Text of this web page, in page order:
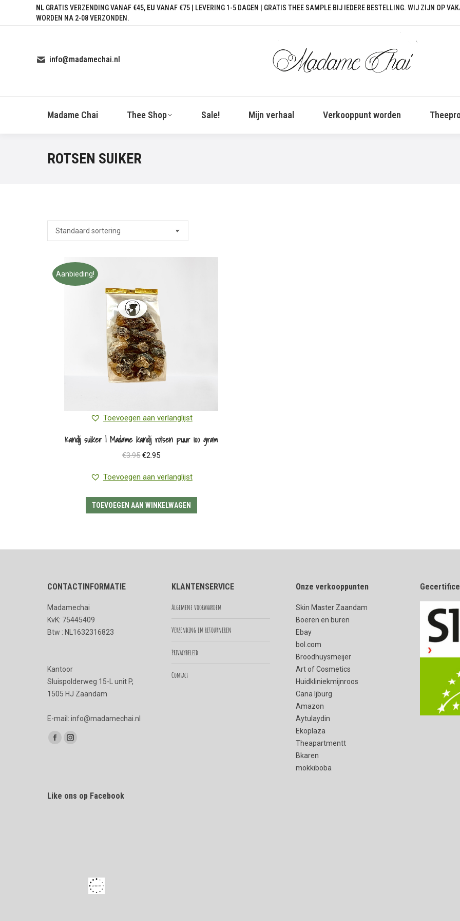
NL GRATIS VERZENDING VANAF €45, EU VANAF €75 | LEVERING 1-5 DAGEN | GRATIS THEE SAMPLE BIJ IEDERE BESTELLING. WIJ ZIJN OP
WORDEN NA 2-08 VERZONDEN.
info@madamechai.nl
Madame Chai Thee Shop Sale! Mijn verhaal Verkooppunt worden
ROTSEN SUIKER
Aanbieding!
Toevoegen aan verlanglijst
Kandij suiker | Madame kandij rotsen puur 100 gram
€3.95 Oorspronkelijke
was:
€3.95.
€2.95Huidige
is:
€2.95.
Toevoegen aan verlanglijst
TOEVOEGEN AAN WINKELWAGEN
CONTACTINFORMATIE
Madamechai
KvK: 75445409
Btw : NL1632316823
Kantoor
Sluispolderweg 15-L unit P,
1505 HJ Zaandam
E-mail: info@madamechai.nl
Vind ons op:
Facebook
new
Instagram
new
KLANTENSERVICE
Algemene voorwaarden
Verzending en retourneren
Privacybeleid
Contact
Onze verkooppunten
Skin Master Zaandam
Boeren en buren
Ebay
bol.com
Broodhuysmeijer
Art of Cosmetics
Huidkliniekmijnroos
Cana Ijburg
Amazon
Aytulaydin
Ekoplaza
Theapartmentt
Bkaren
mokkiboba
Like ons op Facebook